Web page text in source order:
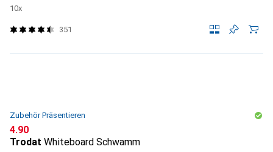
10x
351
Zubehör Präsentieren
CHF
4.90
Trodat Whiteboard Schwamm